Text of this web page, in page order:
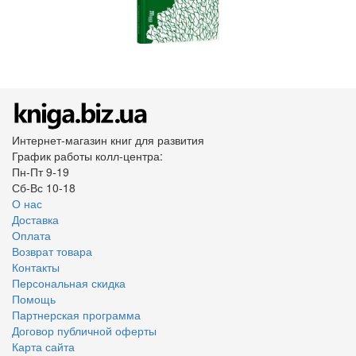
Интернет-магазин книг для развития
График работы колл-центра:
Пн-Пт 9-19
Сб-Вс 10-18
О нас
Доставка
Оплата
Возврат товара
Контакты
Персональная скидка
Помощь
Партнерская программа
Договор публичной оферты
Карта сайта